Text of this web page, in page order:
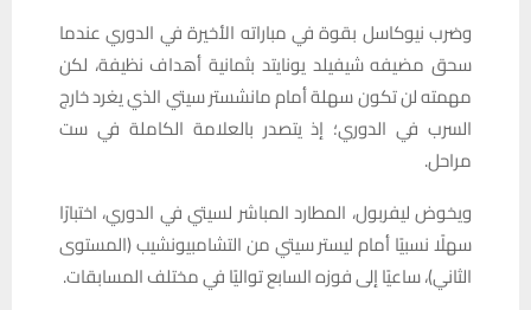
وضرب نيوكاسل بقوة في مباراته الأخيرة في الدوري عندما
سحق مضيفه شيفيلد يونايتد بثمانية أهداف نظيفة، لكن
مهمته لن تكون سهلة أمام مانشستر سيتي الذي يغرد خارج
السرب في الدوري؛ إذ يتصدر بالعلامة الكاملة في ست
مراحل.
ويخوض ليفربول، المطارد المباشر لسيتي في الدوري، اختبارًا
سهلًا نسبيًا أمام ليستر سيتي من التشامبيونشيب (المستوى
الثاني)، ساعيًا إلى فوزه السابع تواليًا في مختلف المسابقات.